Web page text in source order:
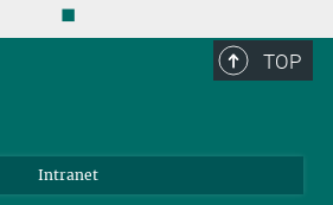
◼
TOP
Intranet